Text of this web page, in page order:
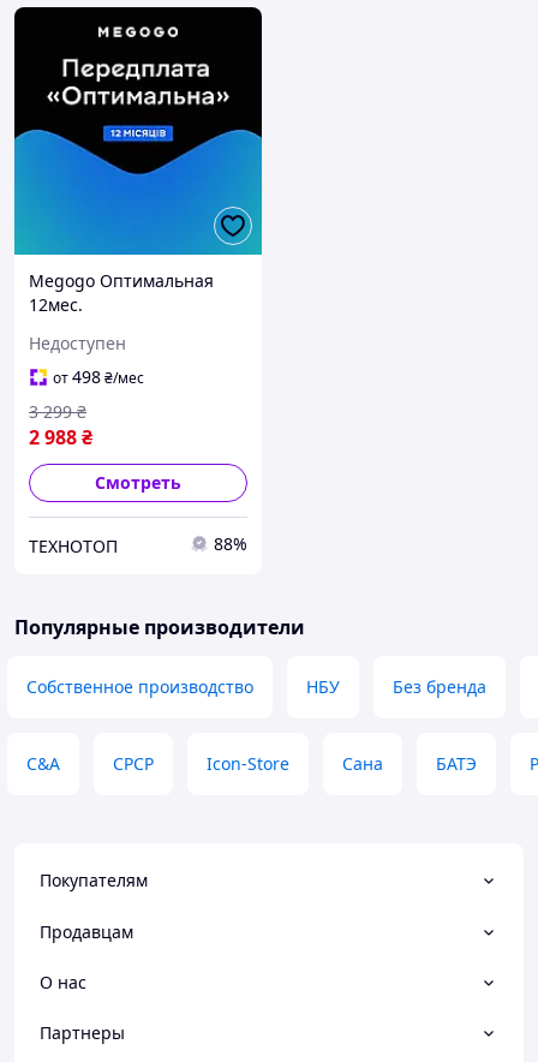
Megogo Оптимальная
12мес.
Недоступен
от498₴/мес
2 988₴
3 299 ₴
Смотреть
ТЕХНОТОП 88%
Популярные производители
Собственное производство НБУ Без бренда
C&A СРСР Icon-Store Сана БАТЭ
Покупателям
Продавцам
О нас
Партнеры